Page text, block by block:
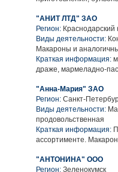
"АНИТ ЛТД" ЗАО
Регион: Краснодарский
Виды деятельности:
Макароны и
Краткая информация:
драже, мармеладно-
"Анна-Мария" ЗАО
Регион: Санкт-
Виды деятельности:
продовольственная
Краткая информация:
ассортименте.
"АНТОНИНА" ООО
Регион: Зеленокумск